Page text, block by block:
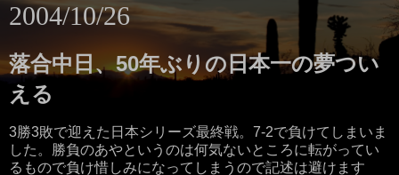
2004/10/26
落合中日、50年ぶりの日本一の夢つい
える
3勝3敗で迎えた日本シリーズ最終戦。7-2で負けてしまいま
した。勝負のあやというのは何気ないところに転がってい
るもので負け惜しみになってしまうので記述は避けます